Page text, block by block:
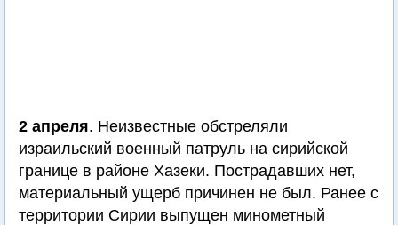
2 апреля. Неизвестные обстреляли
израильский военный патруль на сирийской
границе в районе Хазеки. Пострадавших нет,
материальный ущерб причинен не был. Ранее с
территории Сирии выпущен минометный